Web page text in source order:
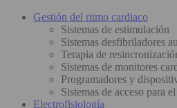
Gestión del ritmo cardiaco
Sistemas de estimulación
Sistemas desfibriladores
Terapia de
Sistemas de monitores
Programadores y
Sistemas de acceso para
Electrofisiología